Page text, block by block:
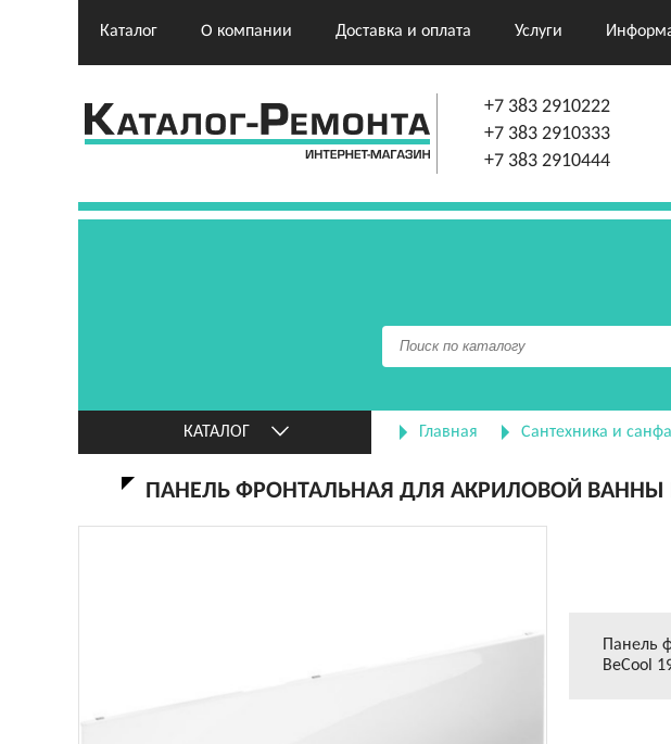
Каталог О компании Доставка и оплата Услуги
+7 383 2910222
+7 383 2910333
+7 383 2910444
КАТАЛОГ Главная Сантехника и
ПАНЕЛЬ ФРОНТАЛЬНАЯ ДЛЯ АКРИЛОВОЙ ВАННЫ
Панель
BeCool